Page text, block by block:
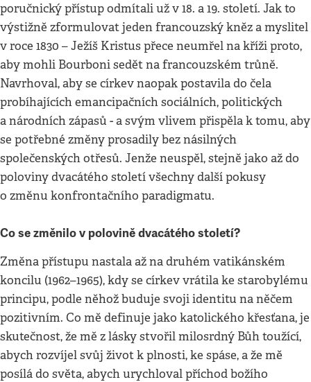
poručnický přístup odmítali už v 18. a 19. století. Jak to
výstižně zformulovat jeden francouzský kněz a myslitel
v roce 1830 – Ježíš Kristus přece neumřel na kříži proto,
aby mohli Bourboni sedět na francouzském trůně.
Navrhoval, aby se církev naopak postavila do čela
probíhajících emancipačních sociálních, politických
a národních zápasů - a svým vlivem přispěla k tomu, aby
se potřebné změny prosadily bez násilných
společenských otřesů. Jenže neuspěl, stejně jako až do
poloviny dvacátého století všechny další pokusy
o změnu konfrontačního paradigmatu.
Co se změnilo v polovině dvacátého století?
Změna přístupu nastala až na druhém vatikánském
koncilu (1962–1965), kdy se církev vrátila ke starobylému
principu, podle něhož buduje svoji identitu na něčem
pozitivním. Co mě definuje jako katolického křesťana, je
skutečnost, že mě z lásky stvořil milosrdný Bůh toužící,
abych rozvíjel svůj život k plnosti, ke spáse, a že mě
posílá do světa, abych urychloval příchod božího